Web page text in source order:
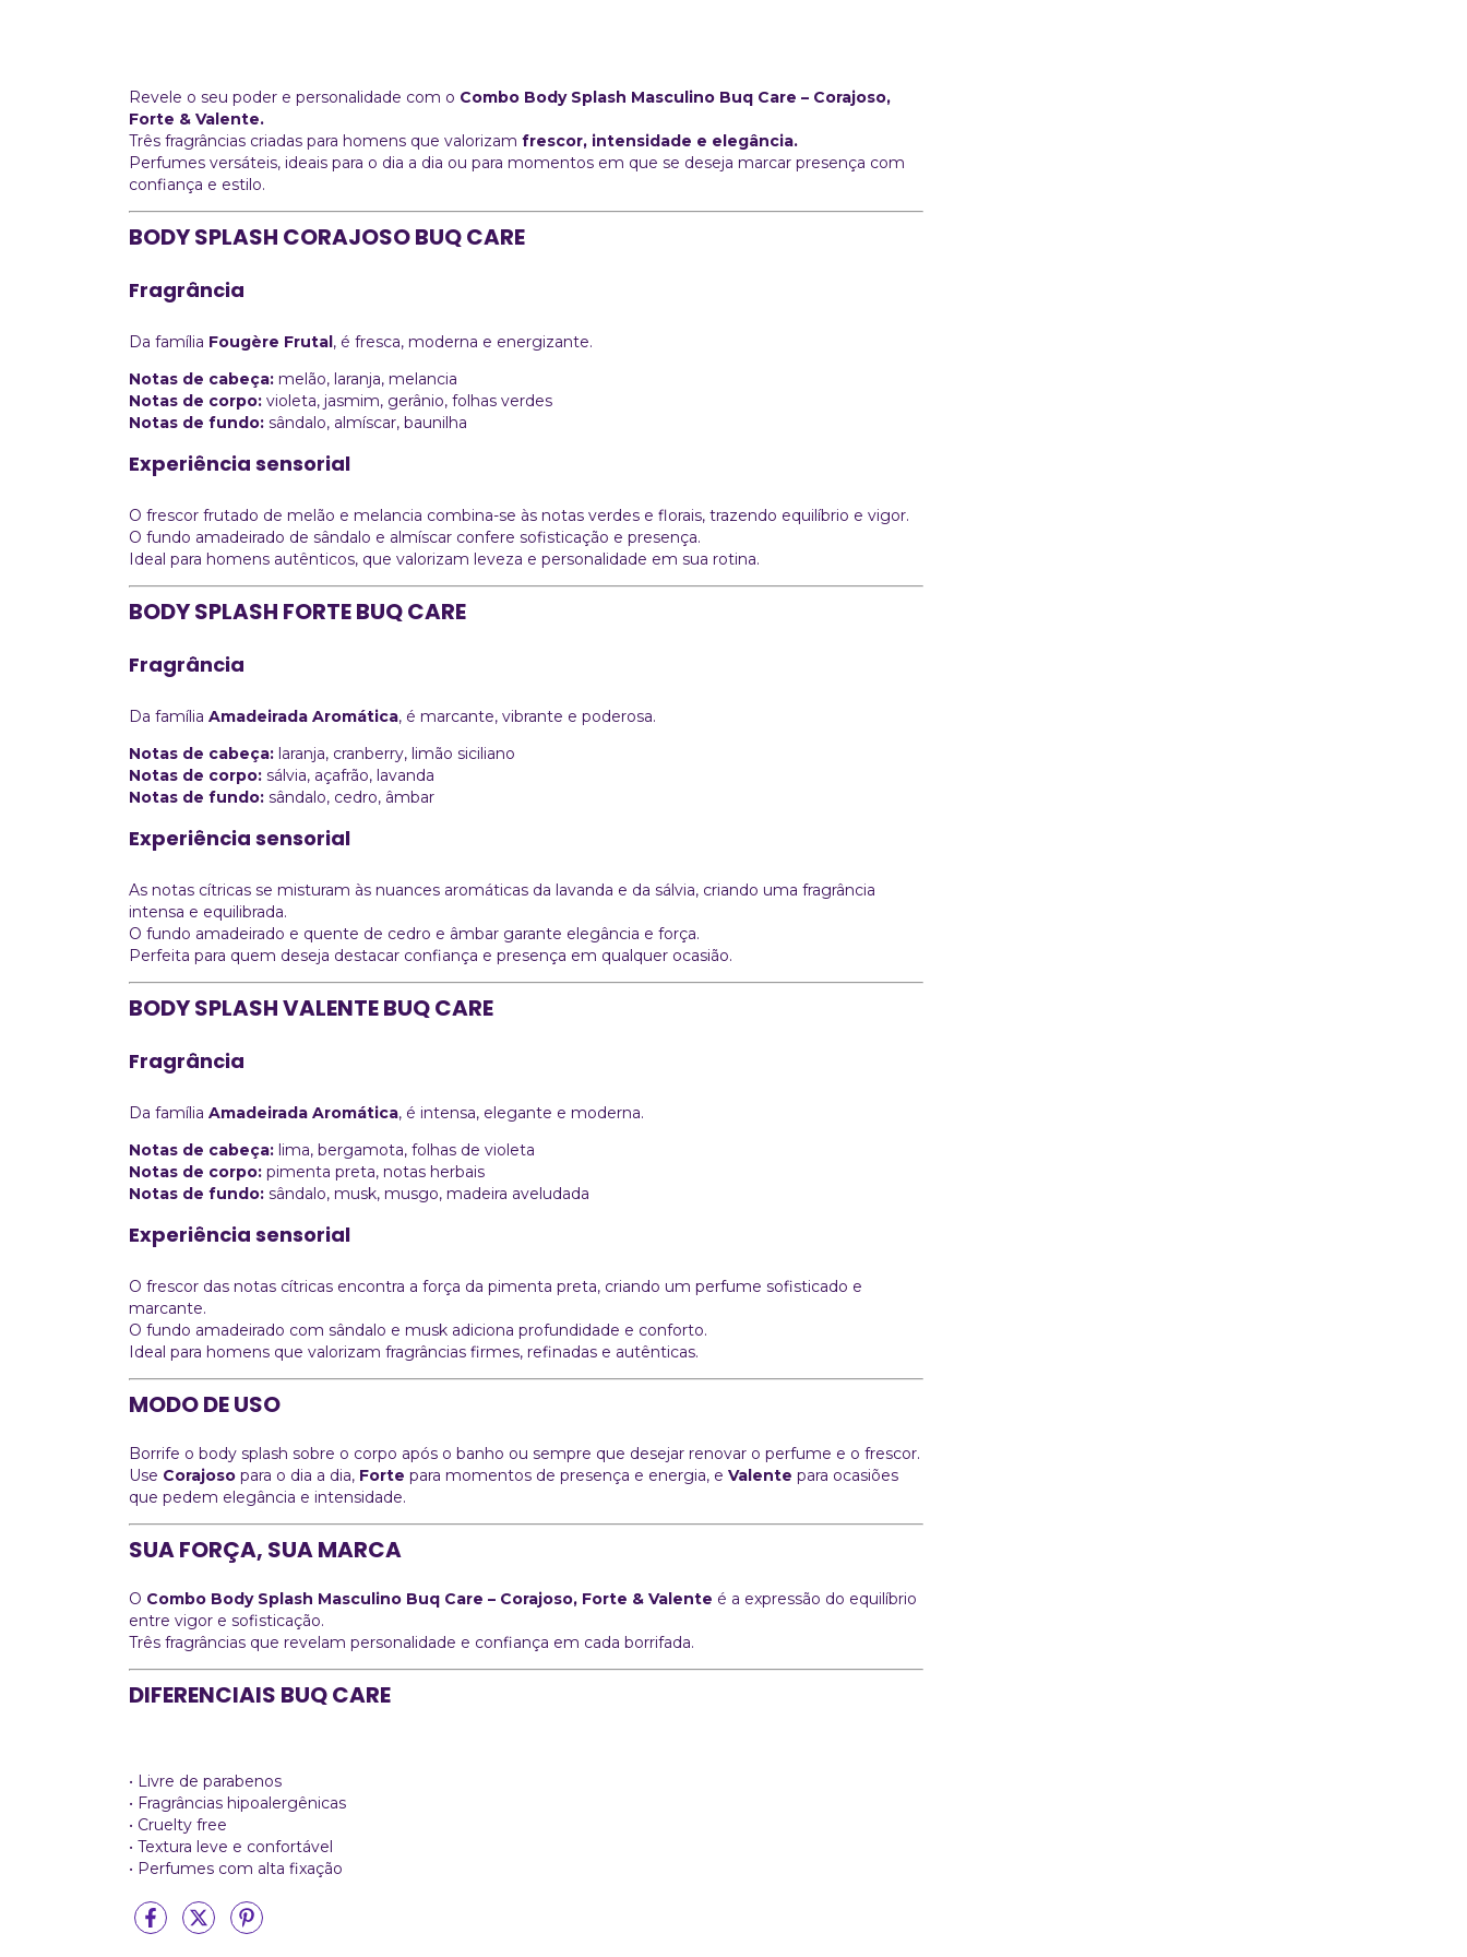
Revele o seu poder e personalidade com o Combo Body Splash Masculino Buq Care – Corajoso,
Forte & Valente.
Três fragrâncias criadas para homens que valorizam frescor, intensidade e elegância.
Perfumes versáteis, ideais para o dia a dia ou para momentos em que se deseja marcar presença com
confiança e estilo.
BODY SPLASH CORAJOSO BUQ CARE
Fragrância
Da família Fougère Frutal, é fresca, moderna e energizante.
Notas de cabeça: melão, laranja, melancia
Notas de corpo: violeta, jasmim, gerânio, folhas verdes
Notas de fundo: sândalo, almíscar, baunilha
Experiência sensorial
O frescor frutado de melão e melancia combina-se às notas verdes e florais, trazendo equilíbrio e vigor.
O fundo amadeirado de sândalo e almíscar confere sofisticação e presença.
Ideal para homens autênticos, que valorizam leveza e personalidade em sua rotina.
BODY SPLASH FORTE BUQ CARE
Fragrância
Da família Amadeirada Aromática, é marcante, vibrante e poderosa.
Notas de cabeça: laranja, cranberry, limão siciliano
Notas de corpo: sálvia, açafrão, lavanda
Notas de fundo: sândalo, cedro, âmbar
Experiência sensorial
As notas cítricas se misturam às nuances aromáticas da lavanda e da sálvia, criando uma fragrância
intensa e equilibrada.
O fundo amadeirado e quente de cedro e âmbar garante elegância e força.
Perfeita para quem deseja destacar confiança e presença em qualquer ocasião.
BODY SPLASH VALENTE BUQ CARE
Fragrância
Da família Amadeirada Aromática, é intensa, elegante e moderna.
Notas de cabeça: lima, bergamota, folhas de violeta
Notas de corpo: pimenta preta, notas herbais
Notas de fundo: sândalo, musk, musgo, madeira aveludada
Experiência sensorial
O frescor das notas cítricas encontra a força da pimenta preta, criando um perfume sofisticado e
marcante.
O fundo amadeirado com sândalo e musk adiciona profundidade e conforto.
Ideal para homens que valorizam fragrâncias firmes, refinadas e autênticas.
MODO DE USO
Borrife o body splash sobre o corpo após o banho ou sempre que desejar renovar o perfume e o frescor.
Use Corajoso para o dia a dia, Forte para momentos de presença e energia, e Valente para ocasiões
que pedem elegância e intensidade.
SUA FORÇA, SUA MARCA
O Combo Body Splash Masculino Buq Care – Corajoso, Forte & Valente é a expressão do equilíbrio
entre vigor e sofisticação.
Três fragrâncias que revelam personalidade e confiança em cada borrifada.
DIFERENCIAIS BUQ CARE
• Livre de parabenos
• Fragrâncias hipoalergênicas
• Cruelty free
• Textura leve e confortável
• Perfumes com alta fixação